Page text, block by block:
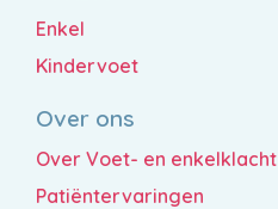
Enkel
Kindervoet
Over ons
Over Voet- en enkelklacht
Patiëntervaringen